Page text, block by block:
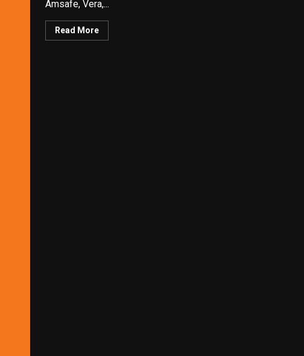
Amsafe, Vera,...
Read More